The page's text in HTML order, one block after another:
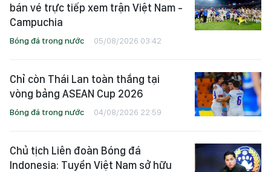
bán vé trực tiếp xem trận Việt Nam -
Campuchia
Bóng đá trong nước 05/08/2026 03:42
Chỉ còn Thái Lan toàn thắng tại
vòng bảng ASEAN Cup 2026
Bóng đá trong nước 04/08/2026 22:59
Chủ tịch Liên đoàn Bóng đá
Indonesia: Tuyển Việt Nam sở hữu